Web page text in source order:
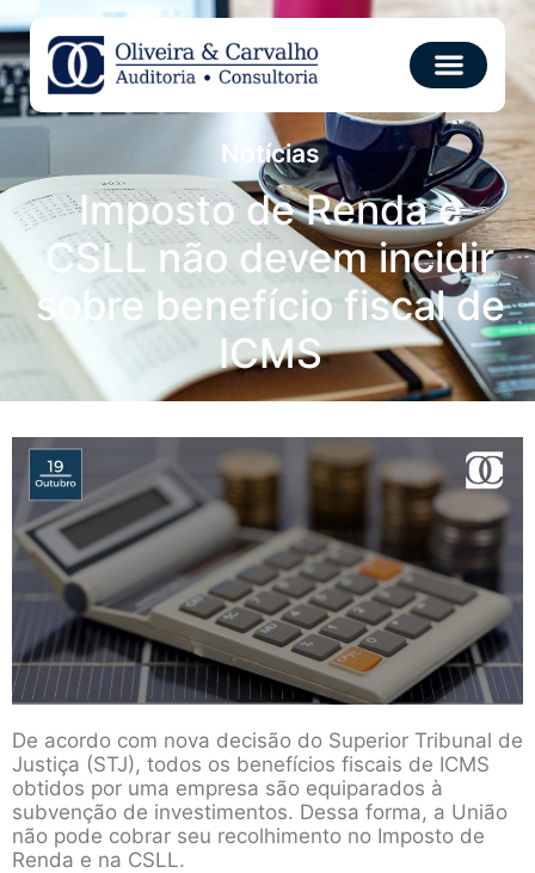
Notícias
Imposto de Renda e
CSLL não devem incidir
sobre benefício fiscal de
ICMS
De acordo com nova decisão do Superior Tribunal de
Justiça (STJ), todos os benefícios fiscais de ICMS
obtidos por uma empresa são equiparados à
subvenção de investimentos. Dessa forma, a União
não pode cobrar seu recolhimento no Imposto de
Renda e na CSLL.